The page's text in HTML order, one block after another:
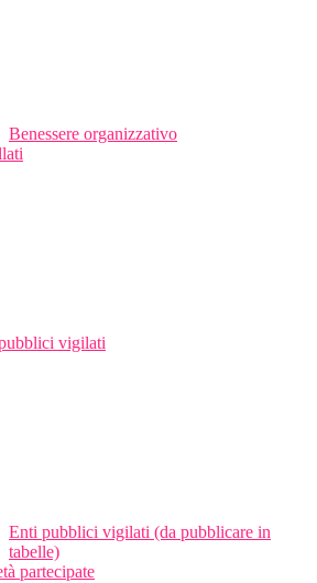
Benessere organizzativo
vigilati
Enti pubblici vigilati (da pubblicare in
tabelle)
partecipate